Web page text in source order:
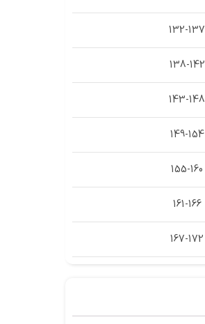
132-137
138-142
143-148
149-154
155-160
161-166
167-172